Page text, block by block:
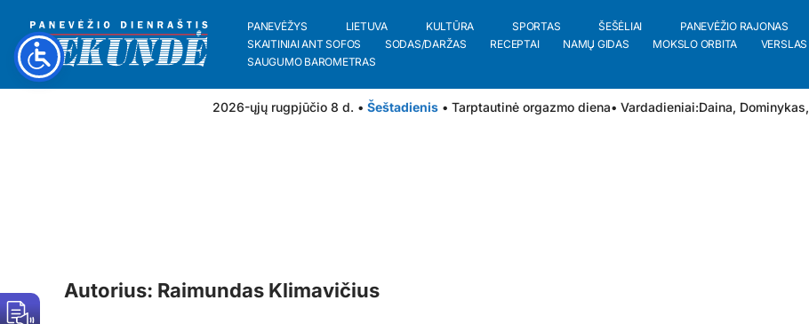
PANEVĖŽYS LIETUVA KULTŪRA SPORTAS ŠEŠĖLIAI PANEVĖŽIO RAJONAS
SKAITINIAI ANT SOFOS
SODAS/DARŽAS RECEPTAI NAMŲ GIDAS MOKSLO ORBITA VERSLAS
SAUGUMO BAROMETRAS
2026-ųjų rugpjūčio 8 d. • Šeštadienis • Tarptautinė orgazmo diena• Vardadieniai:Daina, Dominykas,
Autorius: Raimundas Klimavičius